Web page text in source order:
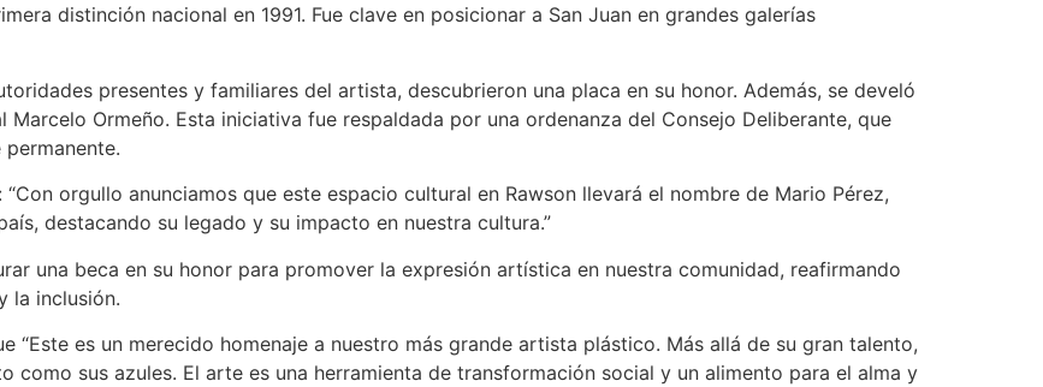
distinción nacional en 1991. Fue clave en posicionar a San Juan en grandes galerías
presentes y familiares del artista, descubrieron una placa en su honor. Además, se develó
Ormeño. Esta iniciativa fue respaldada por una ordenanza del Consejo Deliberante, que
orgullo anunciamos que este espacio cultural en Rawson llevará el nombre de Mario Pérez,
destacando su legado y su impacto en nuestra cultura.”
una beca en su honor para promover la expresión artística en nuestra comunidad, reafirmando
la inclusión.
“Este es un merecido homenaje a nuestro más grande artista plástico. Más allá de su gran talento,
como sus azules. El arte es una herramienta de transformación social y un alimento para el alma y